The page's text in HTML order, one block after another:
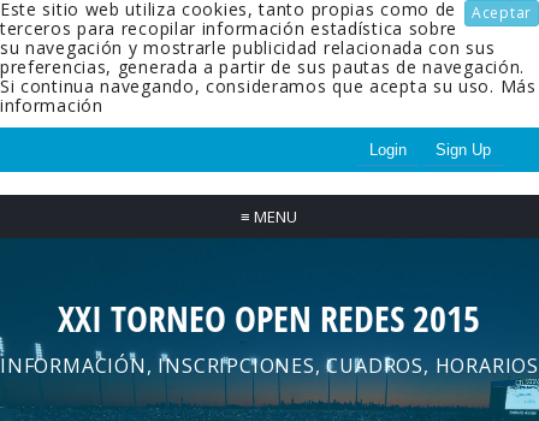
Aceptar
Este sitio web utiliza cookies, tanto propias como de
terceros para recopilar información estadística sobre
su navegación y mostrarle publicidad relacionada con sus
preferencias, generada a partir de sus pautas de navegación.
Si continua navegando, consideramos que acepta su uso. Más
información
Login Sign Up
≡ MENU
XXI TORNEO OPEN REDES 2015
INFORMACIÓN, INSCRIPCIONES, CUADROS, HORARIOS